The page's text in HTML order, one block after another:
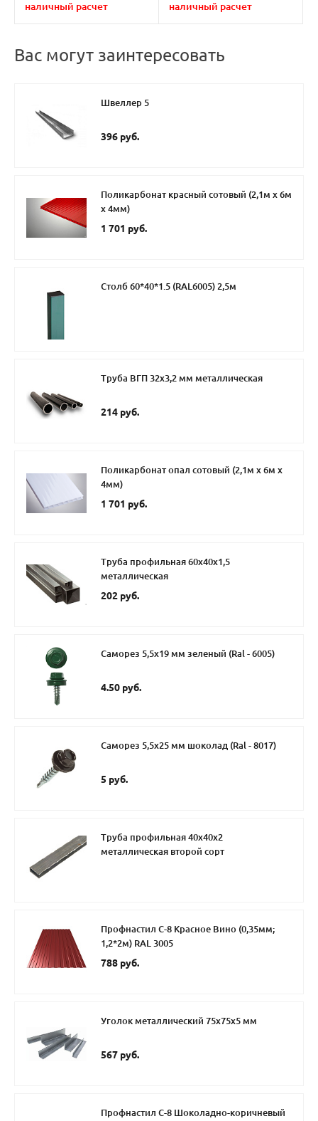
наличный расчет наличный расчет
Вас могут заинтересовать
Швеллер 5
396 руб.
Поликарбонат красный сотовый (2,1м х 6м
х 4мм)
1 701 руб.
Столб 60*40*1.5 (RAL6005) 2,5м
Труба ВГП 32х3,2 мм металлическая
214 руб.
Поликарбонат опал сотовый (2,1м х 6м х
4мм)
1 701 руб.
Труба профильная 60х40х1,5
металлическая
202 руб.
Саморез 5,5х19 мм зеленый (Ral - 6005)
4.50 руб.
Саморез 5,5х25 мм шоколад (Ral - 8017)
5 руб.
Труба профильная 40х40х2
металлическая второй сорт
Профнастил С-8 Красное Вино (0,35мм;
1,2*2м) RAL 3005
788 руб.
Уголок металлический 75х75х5 мм
567 руб.
Профнастил С-8 Шоколадно-коричневый